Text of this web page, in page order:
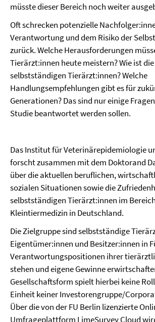
müsste dieser Bereich noch weiter
Oft schrecken potenzielle
Verantwortung und dem Risiko der
zurück. Welche Herausforderungen
Tierärzt:innen heute meistern? Wie ist
selbstständigen Tierärzt:innen? Welche
Handlungsempfehlungen gibt es für
Generationen? Das sind nur einige
Studie beantwortet werden sollen.
Das Institut für Veterinärepidemiologie
forscht zusammen mit dem Doktorand
über die aktuellen beruflichen,
sozialen Situationen sowie die
selbstständigen Tierärzt:innen im
Kleintiermedizin in Deutschland.
Die Zielgruppe sind selbstständige
Eigentümer:innen und Besitzer:innen in
Verantwortungspositionen ihrer
stehen und eigene Gewinne
Gesellschaftsform spielt hierbei keine
Einheit keiner Investorengruppe/
Über die von der FU Berlin lizenzierte
Umfrageplattform LimeSurvey Cloud